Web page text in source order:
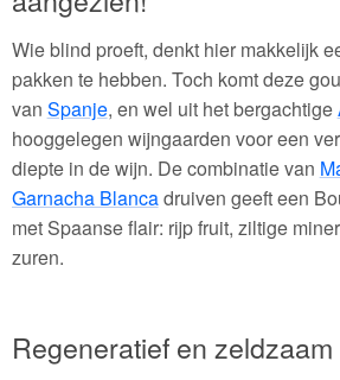
Wie blind proeft, denkt hier makkelijk
pakken te hebben. Toch komt deze
van Spanje, en wel uit het bergachtige
hooggelegen wijngaarden voor een
diepte in de wijn. De combinatie van
Garnacha Blancadruiven geeft een
met Spaanse flair: rijp fruit, ziltige
zuren.
Regeneratief en zeldzaam